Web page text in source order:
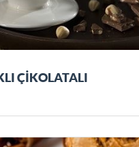
ÇİKOLATALI